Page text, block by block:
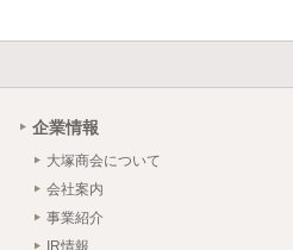
企業情報
大塚商会について
会社案内
事業紹介